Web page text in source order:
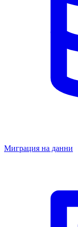
Миграция на данни